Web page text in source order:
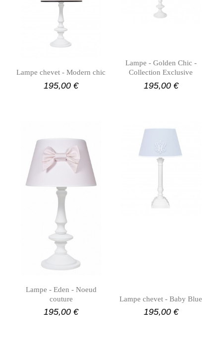
Lampe chevet - Modern chic
195,00 €
Lampe - Golden Chic -
Collection Exclusive
195,00 €
Lampe - Eden - Noeud
couture
195,00 €
Lampe chevet - Baby Blue
195,00 €